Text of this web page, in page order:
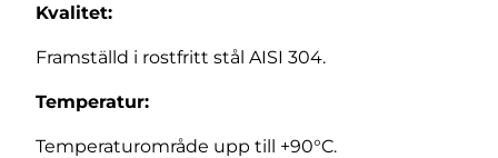
Kvalitet:
Framställd i rostfritt stål AISI 304.
Temperatur:
Temperaturområde upp till +90°C.